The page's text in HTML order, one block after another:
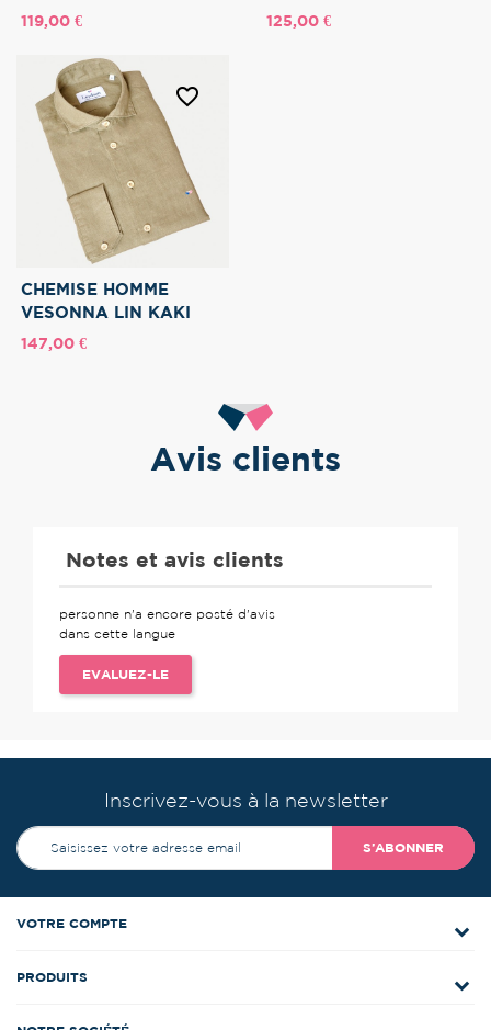
Prix
119,00 € Prix
125,00 €
CHEMISE HOMME
VESONNA LIN KAKI
favorite_border
Prix
147,00 €
Avis clients
Notes et avis clients
personne n'a encore posté d'avis
dans cette langue
EVALUEZ-LE
Inscrivez-vous à la newsletter
S’ABONNER
VOTRE COMPTE
PRODUITS